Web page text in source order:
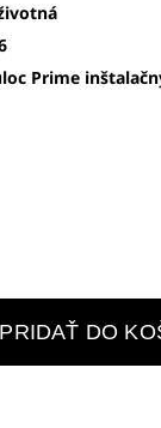
Prime
PRIDAŤ DO